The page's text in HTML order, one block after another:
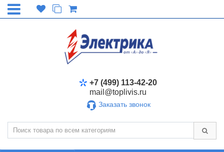
+7 (499) 113-42-20
mail@toplivis.ru
Заказать звонок